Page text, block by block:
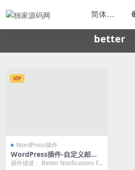
better
VIP
WordPress插件
WordPress插件-自定义邮件
通知-Better Notifications汉
插件描述： Better Notifications fo